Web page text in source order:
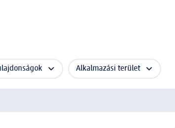
Alkalmazási terület